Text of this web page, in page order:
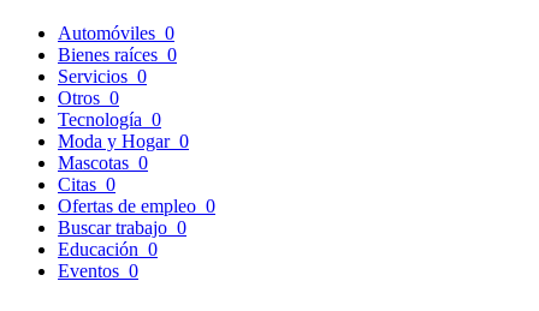
Automóviles 0
Bienes raíces 0
Servicios 0
Otros 0
Tecnología 0
Moda y Hogar 0
Mascotas 0
Citas 0
Ofertas de empleo 0
Buscar trabajo 0
Educación 0
Eventos 0